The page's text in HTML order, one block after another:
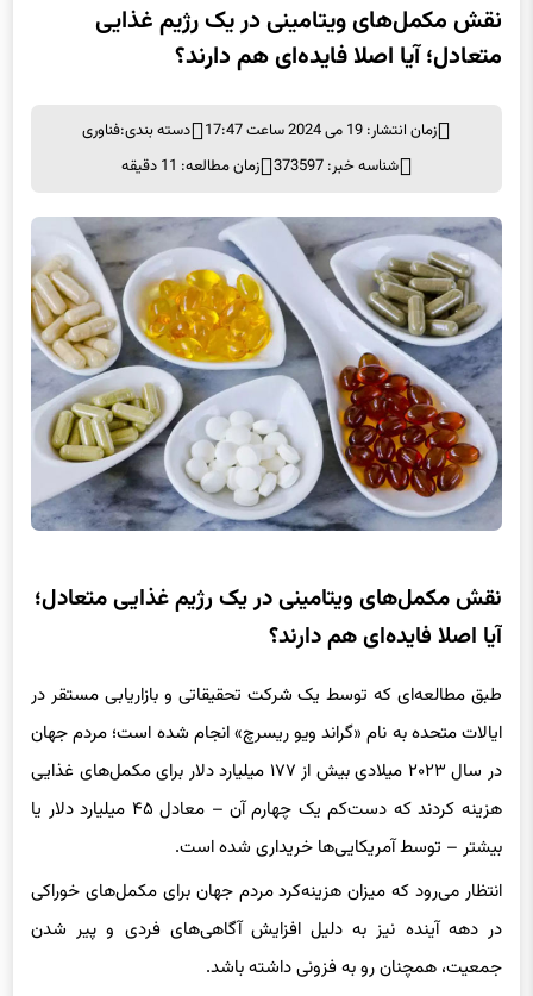
متعادل؛ آیا اصلا فایده‌ای هم دارند؟
شناسه خبر: 373597
زمان مطالعه: 11 دقیقه
آیا اصلا فایده‌ای هم دارند؟
ایالات متحده به نام «گراند ویو ریسرچ» انجام شده است؛ مردم جهان
در سال ۲۰۲۳ میلادی بیش از ۱۷۷ میلیارد دلار برای مکمل‌های غذایی
هزینه کردند که دست‌کم یک چهارم آن – معادل ۴۵ میلیارد دلار یا
بیشتر – توسط آمریکایی‌ها خریداری شده است.
انتظار می‌رود که میزان هزینه‌کرد مردم جهان برای مکمل‌های خوراکی
در دهه آینده نیز به دلیل افزایش آگاهی‌های فردی و پیر شدن
جمعیت، همچنان رو به فزونی داشته باشد.
تقریبا ۵۹ میلیون آمریکایی به طور مرتب از انواع ویتامین‌ها یا